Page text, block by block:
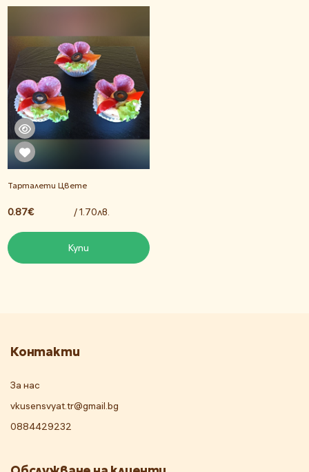
Тарталети Цвете
0.87€ / 1.70лв.
Купи
Контакти
За нас
vkusensvyat.tr@gmail.bg
0884429232